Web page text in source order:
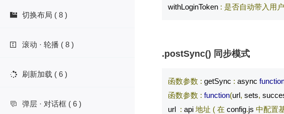
 切换布局 ( 8 )
 滚动 · 轮播 ( 8 )
 刷新加载 ( 6 )
 弹层 · 对话框 ( 6 )
withLoginToken : 是否自动带入用
.postSync() 同步模式
函数参数 : getSync : async
函数参数 : function(url, sets,
url : api 地址 ( 在 config.js 中配置